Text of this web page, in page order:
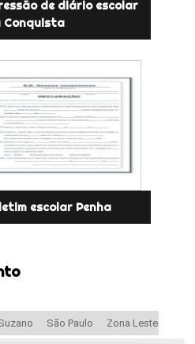
de diário escolar
Conquista
escolar Penha
São Paulo Zona Leste